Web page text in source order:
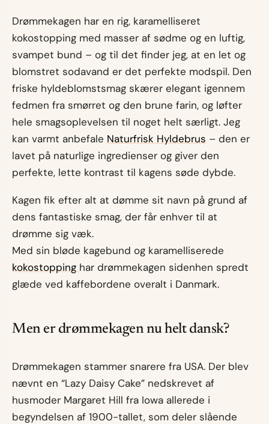
Drømmekagen har en rig, karamelliseret
kokostopping med masser af sødme og en luftig,
svampet bund – og til det finder jeg, at en let og
blomstret sodavand er det perfekte modspil. Den
friske hyldeblomstsmag skærer elegant igennem
fedmen fra smørret og den brune farin, og løfter
hele smagsoplevelsen til noget helt særligt. Jeg
kan varmt anbefale Naturfrisk Hyldebrus – den er
lavet på naturlige ingredienser og giver den
perfekte, lette kontrast til kagens søde dybde.
Kagen fik efter alt at dømme sit navn på grund af
dens fantastiske smag, der får enhver til at
drømme sig væk.
Med sin bløde kagebund og karamelliserede
kokostopping har drømmekagen sidenhen spredt
glæde ved kaffebordene overalt i Danmark.
Men er drømmekagen nu helt dansk?
Drømmekagen stammer snarere fra USA. Der blev
nævnt en “Lazy Daisy Cake” nedskrevet af
husmoder Margaret Hill fra Iowa allerede i
begyndelsen af 1900-tallet, som deler slående